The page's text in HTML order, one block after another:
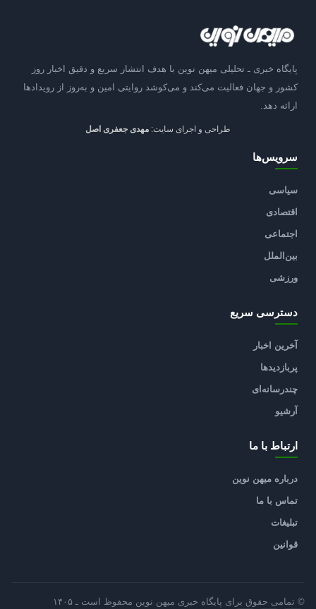
پایگاه خبری ـ تحلیلی میهن نوین با هدف انتشار سریع و دقیق اخبار روز
کشور و جهان فعالیت می‌کند و می‌کوشد روایتی امین و به‌روز از رویدادها
ارائه دهد.
طراحی و اجرای سایت: مهدی جعفری اصل
سرویس‌ها
سیاسی
اقتصادی
اجتماعی
بین‌الملل
ورزشی
دسترسی سریع
آخرین اخبار
پربازدیدها
چندرسانه‌ای
آرشیو
ارتباط با ما
درباره میهن نوین
تماس با ما
تبلیغات
قوانین
© تمامی حقوق برای پایگاه خبری میهن نوین محفوظ است ـ ۱۴۰۵